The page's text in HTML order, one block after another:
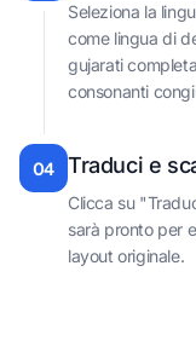
Seleziona la
come lingua di
gujarati
consonanti
04 Traduci e
Clicca su
sarà pronto per
layout originale.